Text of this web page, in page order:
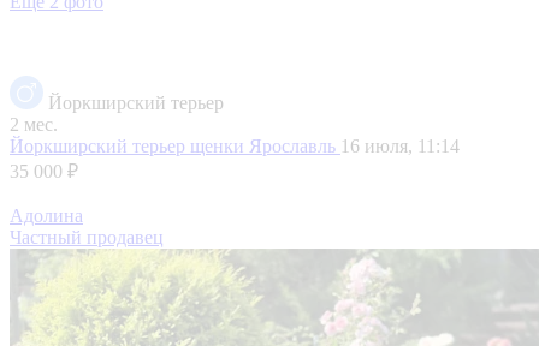
Йоркширский терьер
2 мес.
Йоркширский терьер щенки Ярославль 16 июля, 11:14
35 000 ₽
Адолина
Частный продавец